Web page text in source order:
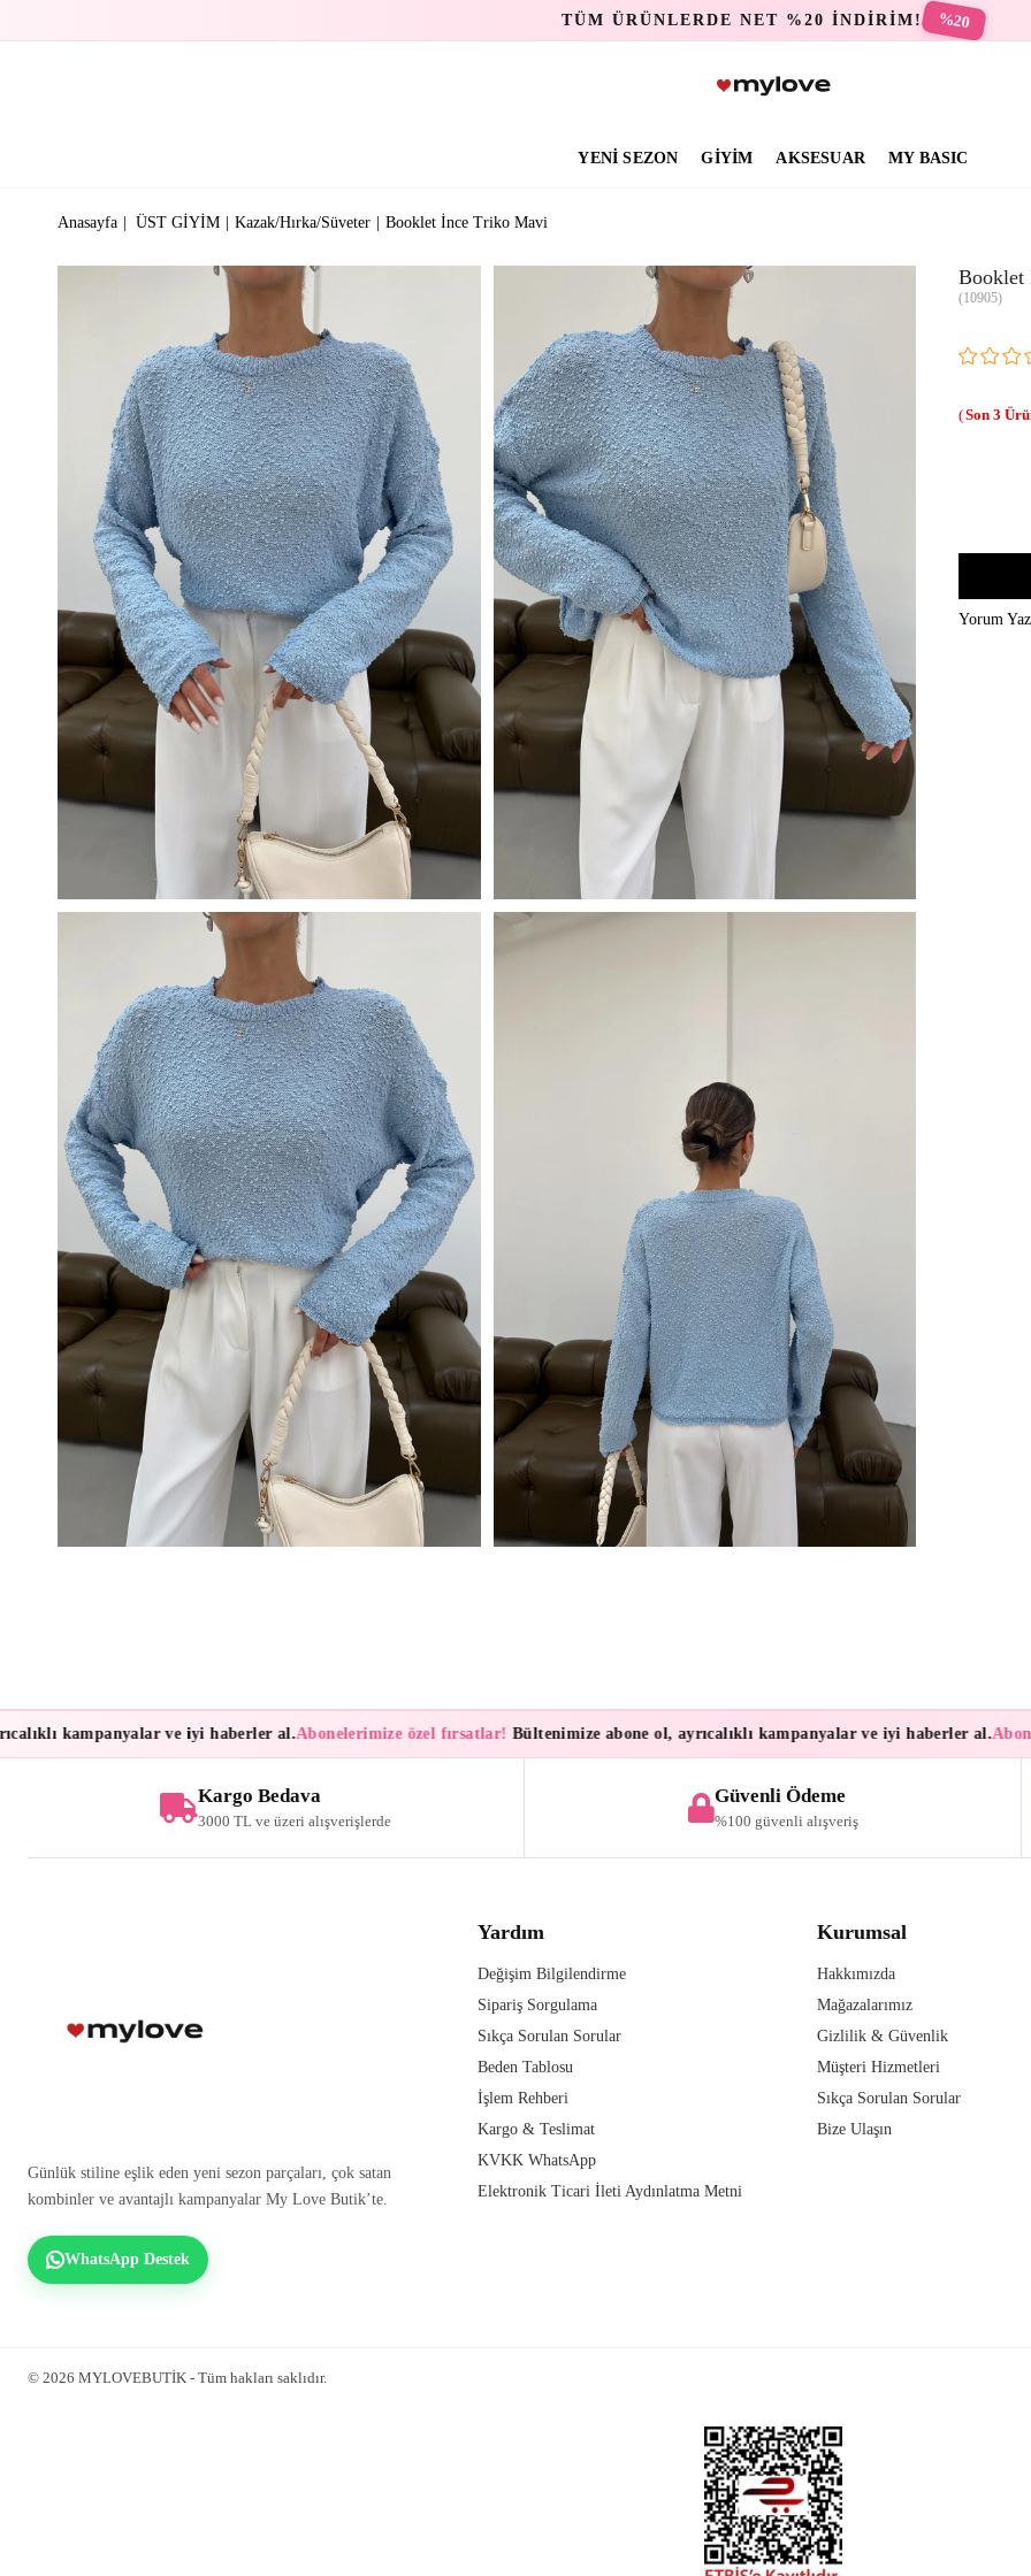
TÜM ÜRÜNLERDE NET %20 İNDİRİM! %20
YENİ SEZON GİYİM AKSESUAR MY BASIC
Anasayfa ÜST GİYİM Kazak/Hırka/Süveter Booklet İnce Triko Mavi
Booklet
(10905)
3
Yorum Yaz
kampanyalar ve iyi haberler al. Abonelerimize özel fırsatlar!Bültenimize abone ol, ayrıcalıklı kampanyalar ve iyi haberler al.
Kargo Bedava
3000 TL ve üzeri alışverişlerde
Güvenli Ödeme
%100 güvenli alışveriş
Günlük stiline eşlik eden yeni sezon parçaları, çok satan
kombinler ve avantajlı kampanyalar My Love Butik’te.
WhatsApp Destek
Yardım
Değişim Bilgilendirme
Sipariş Sorgulama
Sıkça Sorulan Sorular
Beden Tablosu
İşlem Rehberi
Kargo & Teslimat
KVKK WhatsApp
Elektronik Ticari İleti Aydınlatma Metni
Kurumsal
Hakkımızda
Mağazalarımız
Gizlilik & Güvenlik
Müşteri Hizmetleri
Sıkça Sorulan Sorular
Bize Ulaşın
© 2026 MYLOVEBUTİK - Tüm hakları saklıdır.